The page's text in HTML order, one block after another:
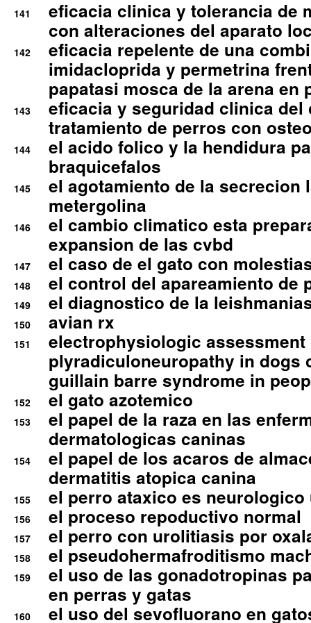
141
eficacia clinica y tolerancia de
con alteraciones del aparato
142
eficacia repelente de una
imidacloprida y permetrina
papatasi mosca de la arena en
143
eficacia y seguridad clinica del
tratamiento de perros con
144
el acido folico y la hendidura
braquicefalos
145
el agotamiento de la secrecion
metergolina
146
el cambio climatico esta
expansion de las cvbd
147 el caso de el gato con
148 el control del apareamiento de
149 el diagnostico de la
150 avian rx
151
electrophysiologic assessment
plyradiculoneuropathy in dogs
guillain barre syndrome in
152 el gato azotemico
153
el papel de la raza en las
dermatologicas caninas
154
el papel de los acaros de
dermatitis atopica canina
155 el perro ataxico es
156 el proceso repoductivo normal
157 el perro con urolitiasis por
158 el pseudohermafroditismo
159
el uso de las gonadotropinas
en perras y gatas
160
el uso del sevofluorano en